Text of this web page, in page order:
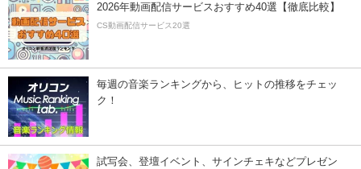
2026年動画配信サービスおすすめ40選【徹底比較】
CS動画配信サービス20選
毎週の音楽ランキングから、ヒットの推移をチェッ
ク！
試写会、登壇イベント、サインチェキなどプレゼン